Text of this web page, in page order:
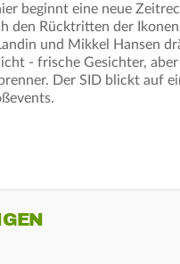
beginnt eine neue
den Rücktritten der
und Mikkel Hansen
- frische Gesichter,
Der SID blickt auf